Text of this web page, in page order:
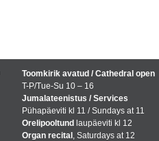
Toomkirik avatud / Cathedral open
T-P/Tue-Su 10 – 16
Jumalateenistus / Services
Pühapäeviti kl 11 / Sundays at 11
Orelipooltund laupäeviti kl 12
Organ recital , Saturdays at 12